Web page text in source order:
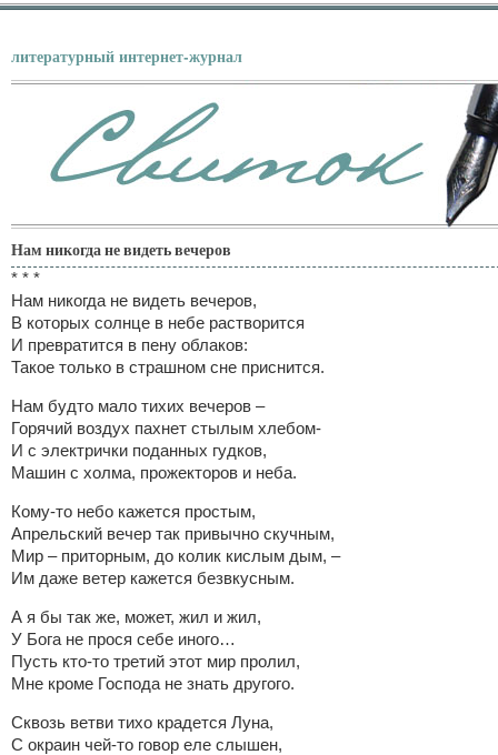
литературный интернет-журнал
Нам никогда не видеть вечеров
* * *
Нам никогда не видеть вечеров,
В которых солнце в небе растворится
И превратится в пену облаков:
Такое только в страшном сне приснится.
Нам будто мало тихих вечеров –
Горячий воздух пахнет стылым хлебом-
И с электрички поданных гудков,
Машин с холма, прожекторов и неба.
Кому-то небо кажется простым,
Апрельский вечер так привычно скучным,
Мир – приторным, до колик кислым дым, –
Им даже ветер кажется безвкусным.
А я бы так же, может, жил и жил,
У Бога не прося себе иного…
Пусть кто-то третий этот мир пролил,
Мне кроме Господа не знать другого.
Сквозь ветви тихо крадется Луна,
С окраин чей-то говор еле слышен,